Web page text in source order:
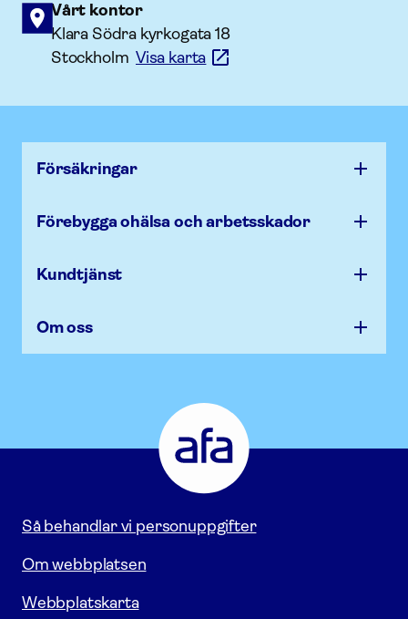
Vårt kontor
Klara Södra kyrkogata 18
StockholmVisa karta
Försäk­ringar
Förebygga ohälsa och arbets­skador
Kundtjänst
Om oss
Försäkring
Gå
till
startsidan
Så behandlar vi personuppgifter
Om webbplatsen
Webbplatskarta